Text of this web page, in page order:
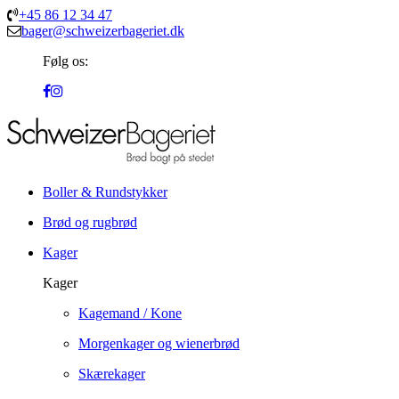
+45 86 12 34 47
bager@schweizerbageriet.dk
Følg os:
Boller & Rundstykker
Brød og rugbrød
Kager
Kager
Kagemand / Kone
Morgenkager og wienerbrød
Skærekager